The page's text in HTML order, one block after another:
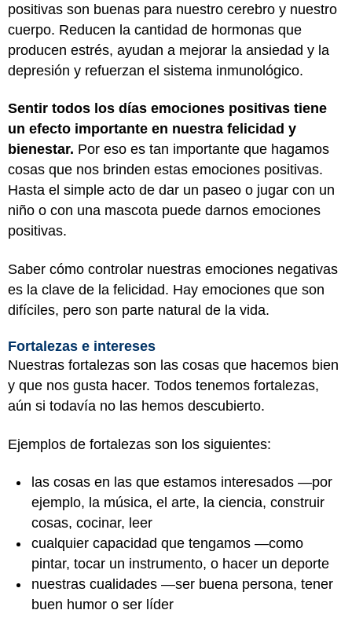
positivas son buenas para nuestro cerebro y nuestro
cuerpo. Reducen la cantidad de hormonas que
producen estrés, ayudan a mejorar la ansiedad y la
depresión y refuerzan el sistema inmunológico.
Sentir todos los días emociones positivas tiene
un efecto importante en nuestra felicidad y
bienestar. Por eso es tan importante que hagamos
cosas que nos brinden estas emociones positivas.
Hasta el simple acto de dar un paseo o jugar con un
niño o con una mascota puede darnos emociones
positivas.
Saber cómo controlar nuestras emociones negativas
es la clave de la felicidad. Hay emociones que son
difíciles, pero son parte natural de la vida.
Fortalezas e intereses
Nuestras fortalezas son las cosas que hacemos bien
y que nos gusta hacer. Todos tenemos fortalezas,
aún si todavía no las hemos descubierto.
Ejemplos de fortalezas son los siguientes:
las cosas en las que estamos interesados —por
ejemplo, la música, el arte, la ciencia, construir
cosas, cocinar, leer
cualquier capacidad que tengamos —como
pintar, tocar un instrumento, o hacer un deporte
nuestras cualidades —ser buena persona, tener
buen humor o ser líder